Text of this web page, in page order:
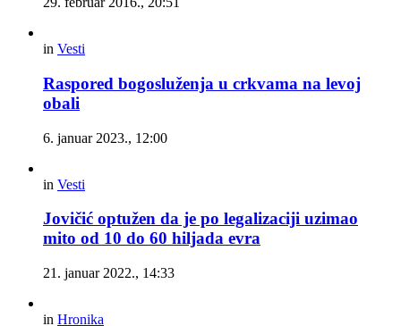
in Vesti
Raspored bogosluženja u crkvama na levoj
obali
6. januar 2023., 12:00
in Vesti
Jovičić optužen da je po legalizaciji uzimao
mito od 10 do 60 hiljada evra
21. januar 2022., 14:33
in Hronika